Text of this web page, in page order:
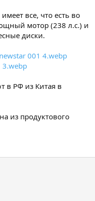
все, что есть во
мотор (238 л.с.) и
диски.
в РФ из Китая в
из продуктового